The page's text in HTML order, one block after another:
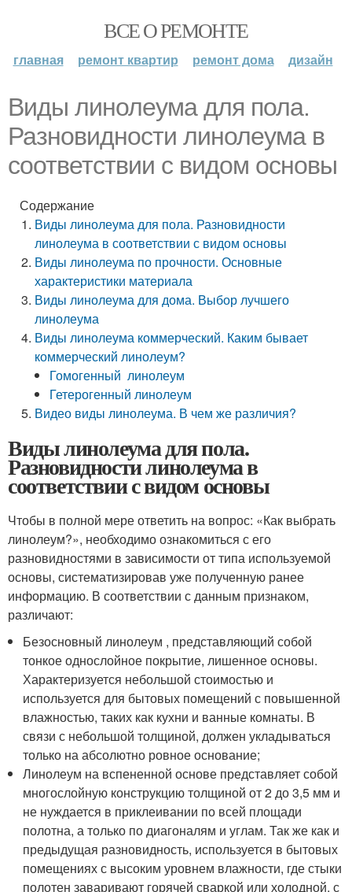
ВСЕ О РЕМОНТЕ
главная ремонт квартир ремонт дома дизайн
Виды линолеума для пола.
Разновидности линолеума в
соответствии с видом основы
Содержание
Виды линолеума для пола. Разновидности
линолеума в соответствии с видом основы
Виды линолеума по прочности. Основные
характеристики материала
Виды линолеума для дома. Выбор лучшего
линолеума
Виды линолеума коммерческий. Каким бывает
коммерческий линолеум?
Гомогенный линолеум
Гетерогенный линолеум
Видео виды линолеума. В чем же различия?
Виды линолеума для пола.
Разновидности линолеума в
соответствии с видом основы
Чтобы в полной мере ответить на вопрос: «Как выбрать
линолеум?», необходимо ознакомиться с его
разновидностями в зависимости от типа используемой
основы, систематизировав уже полученную ранее
информацию. В соответствии с данным признаком,
различают:
Безосновный линолеум , представляющий собой
тонкое однослойное покрытие, лишенное основы.
Характеризуется небольшой стоимостью и
используется для бытовых помещений с повышенной
влажностью, таких как кухни и ванные комнаты. В
связи с небольшой толщиной, должен укладываться
только на абсолютно ровное основание;
Линолеум на вспененной основе представляет собой
многослойную конструкцию толщиной от 2 до 3,5 мм и
не нуждается в приклеивании по всей площади
полотна, а только по диагоналям и углам. Так же как и
предыдущая разновидность, используется в бытовых
помещениях с высоким уровнем влажности, где стыки
полотен заваривают горячей сваркой или холодной, с